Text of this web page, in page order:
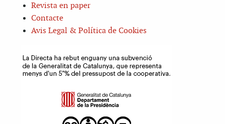
Revista en paper
Contacte
Avis Legal & Política de Cookies